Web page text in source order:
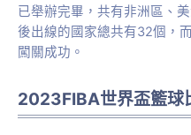
已舉辦完畢，共有非洲區、
後出線的國家總共有32個，
闖關成功。
2023FIBA世界盃籃球